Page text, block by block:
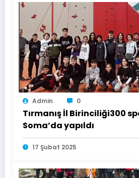
Admin 0
Tırmanış İl Birinciliği300
Soma’da yapıldı
17 Şubat 2025